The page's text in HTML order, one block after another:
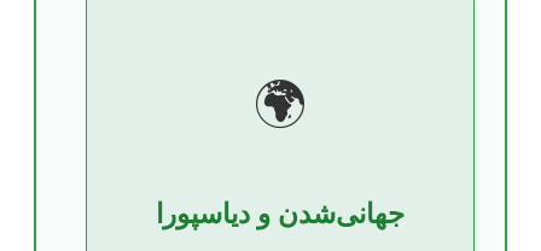
🌍
جهانی‌شدن و دیاسپورا